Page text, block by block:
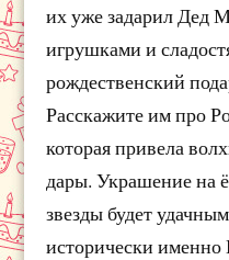
их уже задарил Дед
игрушками и
рождественский
Расскажите им про
которая привела
дары. Украшение на
звезды будет
исторически именно